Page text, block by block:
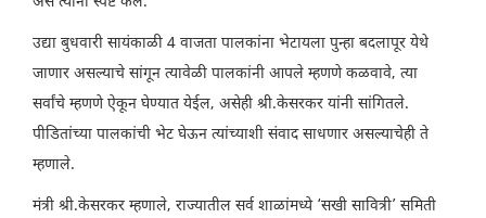
उद्या बुधवारी सायंकाळी 4 वाजता पालकांना भेटायला पुन्हा बदलापूर येथे
जाणार असल्याचे सांगून त्यावेळी पालकांनी आपले म्हणणे कळवावे, त्या
सर्वांचे म्हणणे ऐकून घेण्यात येईल, असेही श्री.केसरकर यांनी सांगितले.
पीडितांच्या पालकांची भेट घेऊन त्यांच्याशी संवाद साधणार असल्याचेही ते
म्हणाले.
मंत्री श्री.केसरकर म्हणाले, राज्यातील सर्व शाळांमध्ये ‘सखी सावित्री’ समिती